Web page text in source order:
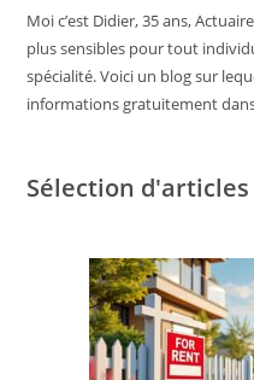
Moi c’est Didier, 35 ans,
plus sensibles pour tout
spécialité. Voici un blog sur
informations gratuitement
Sélection d'articles